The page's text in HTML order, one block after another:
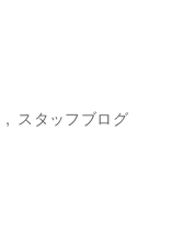
スタッフブログ